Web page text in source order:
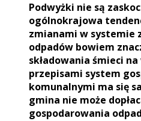
Podwyżki nie są
ogólnokrajowa
zmianami w systemie
odpadów bowiem
składowania śmieci
przepisami system
komunalnymi ma się
gmina nie może
gospodarowania